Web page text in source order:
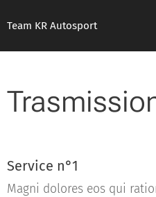
Team KR Autosport
Service n°1
Magni dolores eos qui